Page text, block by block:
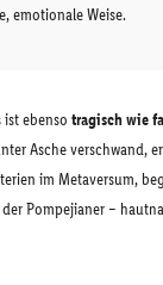
emotionale Weise.
ebenso tragisch wie
Asche verschwand,
im Metaversum,
Pompejianer –